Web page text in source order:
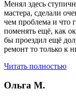
Менял здесь
мастера, сделали
чем проблема и что
поменять ещё, как
бы проездил ещё
ремонт то только к
Читать полностью
Ольга М.